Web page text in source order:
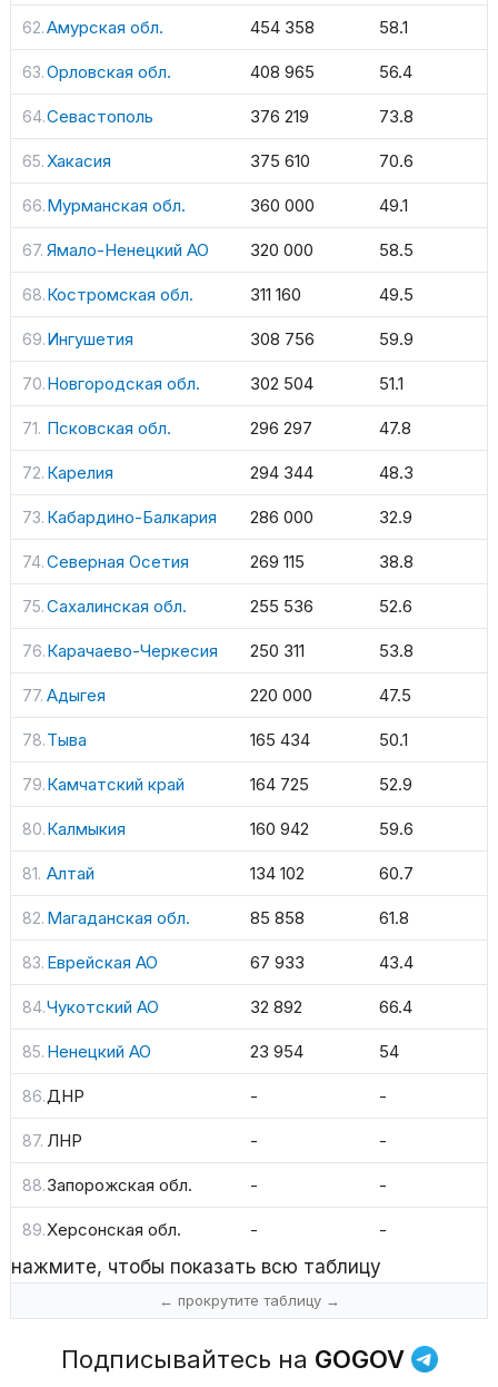
Амурская обл. 454 358 58.1
Орловская обл. 408 965 56.4
Севастополь 376 219 73.8
Хакасия 375 610 70.6
Мурманская обл. 360 000 49.1
Ямало-Ненецкий АО 320 000 58.5
Костромская обл. 311 160 49.5
Ингушетия 308 756 59.9
Новгородская обл. 302 504 51.1
Псковская обл. 296 297 47.8
Карелия 294 344 48.3
Кабардино-Балкария 286 000 32.9
Северная Осетия 269 115 38.8
Сахалинская обл. 255 536 52.6
Карачаево-Черкесия 250 311 53.8
Адыгея 220 000 47.5
Тыва 165 434 50.1
Камчатский край 164 725 52.9
Калмыкия 160 942 59.6
Алтай 134 102 60.7
Магаданская обл. 85 858 61.8
Еврейская АО 67 933 43.4
Чукотский АО 32 892 66.4
Ненецкий АО 23 954 54
ДНР - -
ЛНР - -
Запорожская обл. - -
Херсонская обл. - -
нажмите, чтобы показать всю таблицу
Подписывайтесь на GOGOV